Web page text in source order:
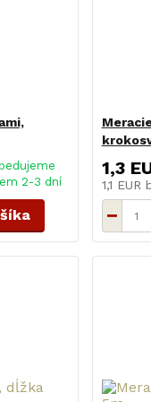
2-3 dní
1,3
1,1 EUR